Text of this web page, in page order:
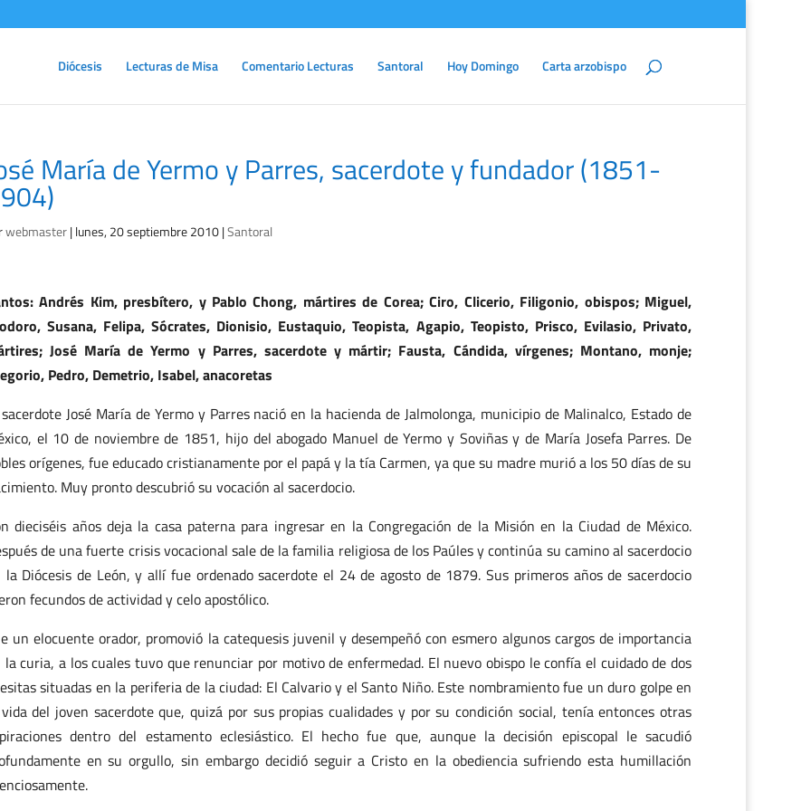
Diócesis Lecturas de Misa Comentario Lecturas Santoral Hoy Domingo Carta arzobispo
María de Yermo y Parres, sacerdote y fundador (1851-
webmaster|lunes, 20 septiembre 2010|Santoral
Andrés Kim, presbítero, y Pablo Chong, mártires de Corea; Ciro, Clicerio, Filigonio, obispos; Miguel,
Susana, Felipa, Sócrates, Dionisio, Eustaquio, Teopista, Agapio, Teopisto, Prisco, Evilasio, Privato,
José María de Yermo y Parres, sacerdote y mártir; Fausta, Cándida, vírgenes; Montano, monje;
Pedro, Demetrio, Isabel, anacoretas
José María de Yermo y Parres nació en la hacienda de Jalmolonga, municipio de Malinalco, Estado de
el 10 de noviembre de 1851, hijo del abogado Manuel de Yermo y Soviñas y de María Josefa Parres. De
orígenes, fue educado cristianamente por el papá y la tía Carmen, ya que su madre murió a los 50 días de su
Muy pronto descubrió su vocación al sacerdocio.
dieciséis años deja la casa paterna para ingresar en la Congregación de la Misión en la Ciudad de México.
de una fuerte crisis vocacional sale de la familia religiosa de los Paúles y continúa su camino al sacerdocio
la Diócesis de León, y allí fue ordenado sacerdote el 24 de agosto de 1879. Sus primeros años de sacerdocio
fecundos de actividad y celo apostólico.
un elocuente orador, promovió la catequesis juvenil y desempeñó con esmero algunos cargos de importancia
la curia, a los cuales tuvo que renunciar por motivo de enfermedad. El nuevo obispo le confía el cuidado de dos
situadas en la periferia de la ciudad: El Calvario y el Santo Niño. Este nombramiento fue un duro golpe en
del joven sacerdote que, quizá por sus propias cualidades y por su condición social, tenía entonces otras
dentro del estamento eclesiástico. El hecho fue que, aunque la decisión episcopal le sacudió
en su orgullo, sin embargo decidió seguir a Cristo en la obediencia sufriendo esta humillación